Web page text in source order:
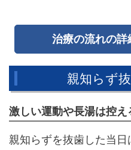
治療の流れの
親知らず
激しい運動や長湯は控え
親知らずを抜歯した当日